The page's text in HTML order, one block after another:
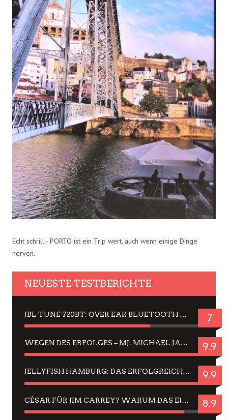
Echt schrill - PORTO ist ein Trip wert, auch wenn einige Dinge
nerven.
NEUESTE TESTBERICHTE
JBL TUNE 720BT: OVER EAR BLUETOOTH KOPFHÖRER UM DIE 50,-€ IM DAUER-TEST 7
WEGEN DES ERFOLGES – MJ: MICHAEL JACKSON MUSICAL IN EINER MATINEE SEHEN 9.9
JELLYFISH HAMBURG: DAS ERFOLGREICHE SOMMER-MENÜ 2025 IN GEFÜHLEN UND BILDERN 9.9
CÉSAR FÜR JIM CARREY? WARUM DAS EINER DER NERVIGSTEN ACTORS IST UND BLEIBT 8.9